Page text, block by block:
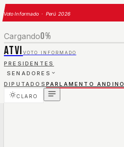
Voto Informado · Perú 2026
Cargando0%
ATVI VOTO INFORMADO
PRESIDENTES
SENADORES
DIPUTADOS PARLAMENTO ANDINO
CLARO